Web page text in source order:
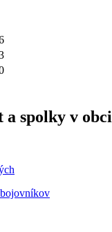
spolky v obci